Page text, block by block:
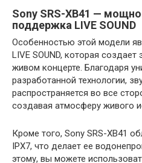
Sony SRS-XB41 —
поддержка LIVE SOUND
Особенностью этой модели
LIVE SOUND, которая
живом концерте. Благодаря
разработанной технологии,
распространяется во все
создавая атмосферу живого
Кроме того, Sony SRS-XB41
IPX7, что делает ее
этому, вы можете